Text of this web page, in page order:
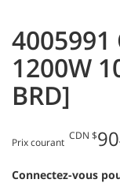
4005991
1200W
BRD]
Prix courant
CDN $
Connectez-vous